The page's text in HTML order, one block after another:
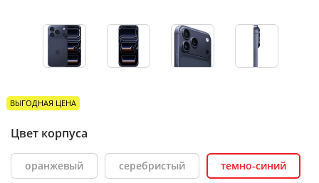
ВЫГОДНАЯ ЦЕНА
Цвет корпуса
оранжевый серебристый темно-синий